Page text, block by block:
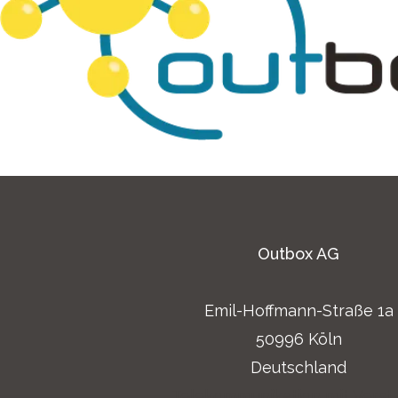
Outbox AG
Emil-Hoffmann-Straße 1a
50996 Köln
Deutschland